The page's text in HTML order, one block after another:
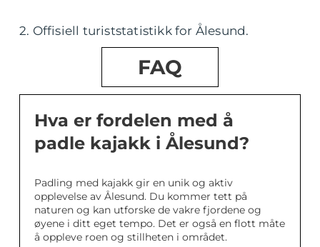
2. Offisiell turiststatistikk for Ålesund.
FAQ
Hva er fordelen med å
padle kajakk i Ålesund?
Padling med kajakk gir en unik og aktiv
opplevelse av Ålesund. Du kommer tett på
naturen og kan utforske de vakre fjordene og
øyene i ditt eget tempo. Det er også en flott måte
å oppleve roen og stillheten i området.